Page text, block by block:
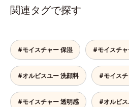
スエキスとHSP（ヒートショックプ
ロテイン）(*4)の合わせ技で、目
を感じやすい部位に働きかけ、ハリ
感のある肌へ導きます。さらに、水
でも油でもない第3の成分、even
wateroil（イーブンワテロイル）を
配合することにより、水でも油でも
実現できなかった、“濃密なうるお
う
き
す
の
ワ
り
関連タグで探す
#モイスチャー 保湿 #モイスチ
#オルビスユー 洗顔料 #モイスチ
#モイスチャー 透明感 #オルビ